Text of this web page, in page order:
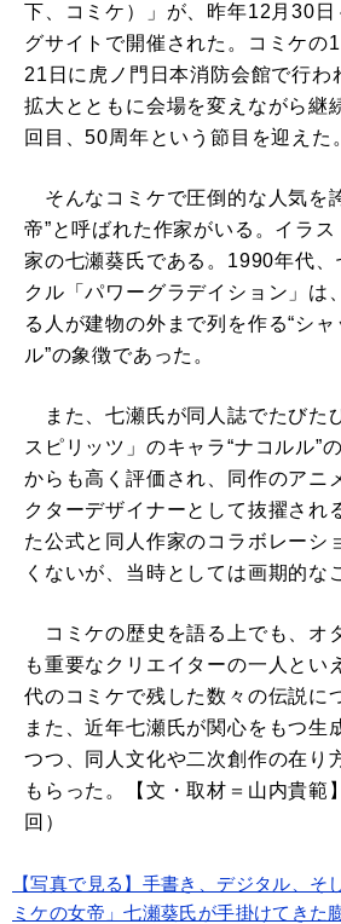
下、コミケ）」が、昨年12月30日
グサイトで開催された。コミケの
21日に虎ノ門日本消防会館で行わ
拡大とともに会場を変えながら継
回目、50周年という節目を迎えた
そんなコミケで圧倒的な人気を
帝”と呼ばれた作家がいる。イラ
家の七瀬葵氏である。1990年代、
クル「パワーグラデイション」は
る人が建物の外まで列を作る“シ
ル”の象徴であった。
また、七瀬氏が同人誌でたびた
スピリッツ」のキャラ“ナコルル”
からも高く評価され、同作のアニ
クターデザイナーとして抜擢され
た公式と同人作家のコラボレーシ
くないが、当時としては画期的な
コミケの歴史を語る上でも、オ
も重要なクリエイターの一人とい
代のコミケで残した数々の伝説に
また、近年七瀬氏が関心をもつ生
つつ、同人文化や二次創作の在り
もらった。【文・取材＝山内貴範
回）
【写真で見る】手書き、デジタル、
ミケの女帝」七瀬葵氏が手掛けてきた